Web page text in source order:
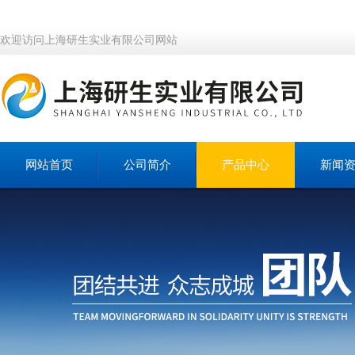
欢迎访问上海研生实业有限公司网站
网站首页 公司简介 产品中心 新闻